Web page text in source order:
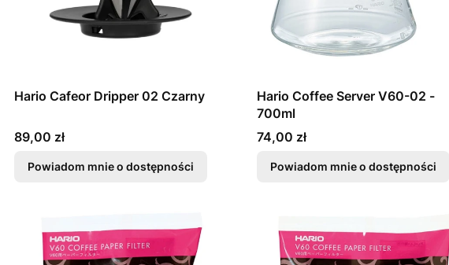
Hario Cafeor Dripper 02 Czarny
Cena
89,00 zł
Powiadom mnie o dostępności
Hario Coffee Server V60-02 -
700ml
Cena
74,00 zł
Powiadom mnie o dostępności